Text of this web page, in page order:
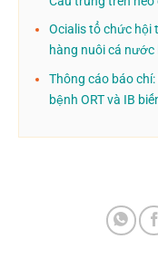
Ocialis tổ chức hội
hàng nuôi cá nước
Thông cáo báo
bệnh ORT và IB